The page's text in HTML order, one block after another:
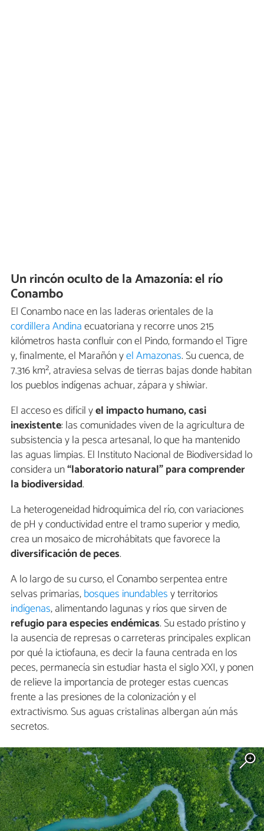
Un rincón oculto de la Amazonía: el río
Conambo
El Conambo nace en las laderas orientales de la
cordillera Andinaecuatoriana y recorre unos 215
kilómetros hasta confluir con el Pindo, formando el Tigre
y, finalmente, el Marañón yel Amazonas. Su cuenca, de
7.316 km², atraviesa selvas de tierras bajas donde habitan
los pueblos indígenas achuar, zápara y shiwiar.
El acceso es difícil yel impacto humano, casi
inexistente: las comunidades viven de la agricultura de
subsistencia y la pesca artesanal, lo que ha mantenido
las aguas limpias. El Instituto Nacional de Biodiversidad lo
considera un“laboratorio natural” para comprender
la biodiversidad.
La heterogeneidad hidroquímica del río, con variaciones
de pH y conductividad entre el tramo superior y medio,
crea un mosaico de microhábitats que favorece la
diversificación de peces.
A lo largo de su curso, el Conambo serpentea entre
selvas primarias,bosques inundablesy territorios
indígenas, alimentando lagunas y ríos que sirven de
refugio para especies endémicas. Su estado prístino y
la ausencia de represas o carreteras principales explican
por qué la ictiofauna, es decir la fauna centrada en los
peces, permanecía sin estudiar hasta el siglo XXI, y ponen
de relieve la importancia de proteger estas cuencas
frente a las presiones de la colonización y el
extractivismo. Sus aguas cristalinas albergan aún más
secretos.